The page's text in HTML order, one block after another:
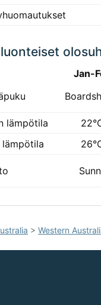
Jan-
lämpötila
lämpötila
> Western